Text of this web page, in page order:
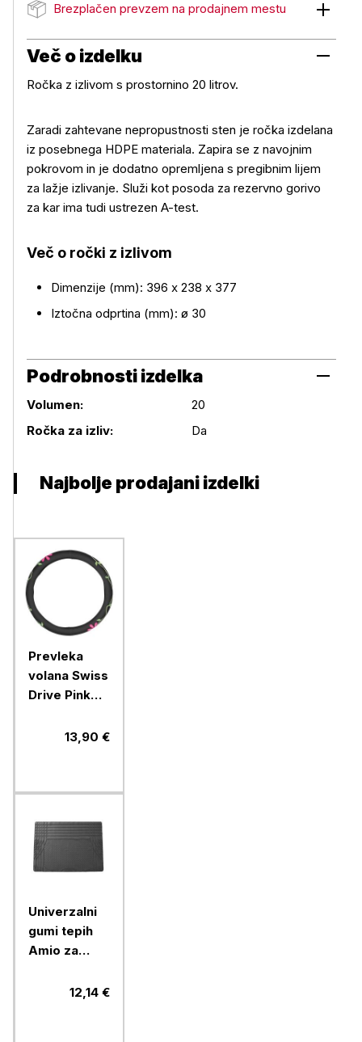
Brezplačen prevzem na prodajnem mestu
Brezplačen prevzem na prodajnem mestu
Več o izdelku
Več o izdelku
Ročka z izlivom s prostornino 20 litrov.
Zaradi zahtevane nepropustnosti sten je ročka izdelana
iz posebnega HDPE materiala. Zapira se z navojnim
pokrovom in je dodatno opremljena s pregibnim lijem
za lažje izlivanje. Služi kot posoda za rezervno gorivo
za kar ima tudi ustrezen A-test.
Več o ročki z izlivom
Dimenzije (mm): 396 x 238 x 377
Iztočna odprtina (mm): ø 30
Podrobnosti izdelka
Volumen:
20
Ročka za izliv:
Da
Najbolje prodajani izdelki
Prevleka
volana Swiss
Drive Pink
Power13,90 €
Univerzalni
gumi tepih
Amio za
12,14 €